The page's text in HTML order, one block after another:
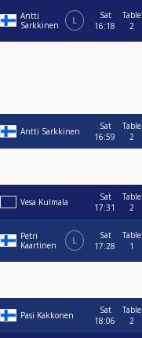
Antti
Sarkkinen
L
Sat
16:18
Table
2
Antti Sarkkinen
Sat
16:59
Table
2
Vesa Kulmala
Sat
17:31
Table
2
Petri
Kaartinen
L
Sat
17:28
Table
1
Pasi Kakkonen
Sat
18:06
Table
2